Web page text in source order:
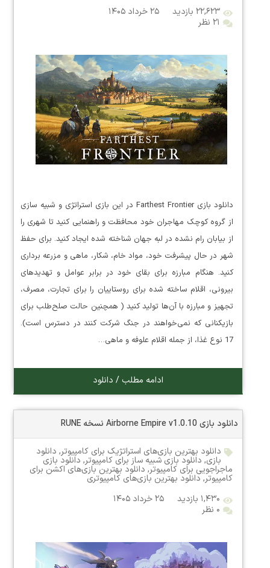
۲۲,۶۲۳ بازدید
۲۵ خرداد ۱۴۰۵
۲۱ نظر
دانلود بازی Farthest Frontier در این بازی استراتژی و شبیه سازی
از گروه کوچک مهاجران خود محافظت و راهنمایی کنید تا شهری را
از بیابان رام نشده در لبه جهان شناخته شده ایجاد کنید. برای حفظ
شهر در حال پیشرفت خود، مواد خام، شکار، ماهی و مزرعه برداری
کنید. هنگام مبارزه برای بقای خود در برابر عوامل و تهدیدهای
بیرونی، اقلام ساخته شده برای روستاییان را برای تجارت، مصرف،
تجهیز و مبارزه با آن‌ها تولید کنید ( همچنین حالت صلح‌طلب برای
بازیکنانی که نمی‌خواهند در جنگ شرکت کنند در دسترس است).
17 نوع غذا، از جمله اقلام علوفه و ماهی…
ادامه مطلب / دانلود
دانلود بازی Airborne Empire v1.0.10 نسخه RUNE
دانلود بهترین بازی‌های استراتژیک برای کامپیوتر, دانلود
بازی, دانلود بازی شبیه ساز برای کامپیوتر, دانلود بازی
ماجراجویی برای کامپیوتر, دانلود بهترین بازی‌های اکشن برای
کامپیوتر,دانلود بهترین بازی‌های کامپیوتری
۱,۴۳۰ بازدید
۲۵ خرداد ۱۴۰۵
۰ نظر